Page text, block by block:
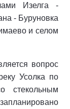
Изелга -
- Буруновка
и селом
вопрос
Усолка по
стекольным